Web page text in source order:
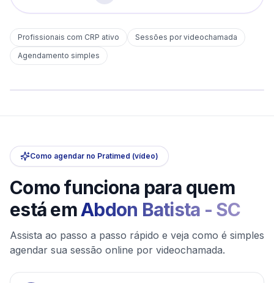
Profissionais com CRP ativo
Sessões por videochamada
Agendamento simples
Como agendar no Pratimed (vídeo)
Como funciona para quem
está emAbdon Batista - SC
Assista ao passo a passo rápido e veja como é simples
agendar sua sessão online por videochamada.